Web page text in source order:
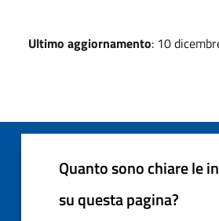
Ultimo aggiornamento: 10
Quanto sono chiare le
su questa pagina?